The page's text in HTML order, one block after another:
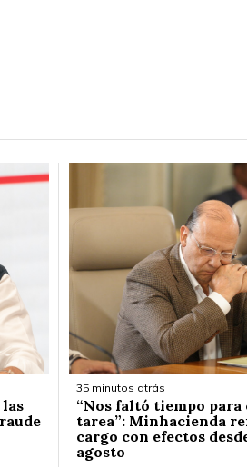
35 minutos atrás
“Nos faltó tiempo
tarea”: Minhacienda
cargo con efectos
agosto